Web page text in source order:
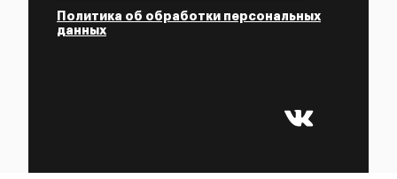
Политика об обработки персональных
данных